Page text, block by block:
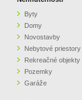
Byty
Domy
Novostavby
Nebytové priestory
Rekreačné objekty
Pozemky
Garáže